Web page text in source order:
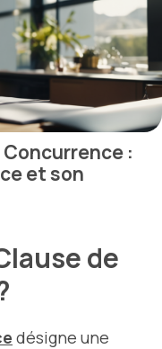
Concurrence :
et son
de
désigne une